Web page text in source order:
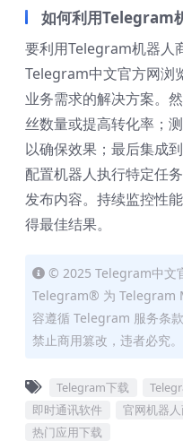
如何利用Telegram
要利用Telegram机器人
Telegram中文官方网浏
业务需求的解决方案。
丝数量或提高转化率；
以确保效果；最后集成
配置机器人执行特定任
发布内容。持续监控性
得最佳结果。
© 2025 Telegram中文
Telegram® 为 Telegram
容遵循 Telegram 服务条
禁止商用篡改，违者必究。
Telegram下载
即时通讯软件
官网机器
热门应用下载